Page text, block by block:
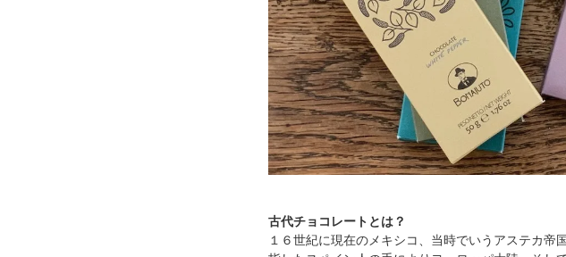
古代チョコレートとは？
１６世紀に現在のメキシコ、当時でいうアステカ